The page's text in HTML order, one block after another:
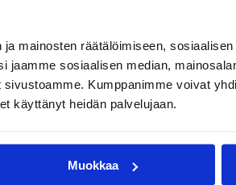
mainosten räätälöimiseen,
jaamme sosiaalisen median,
Kumppanimme voivat
käyttänyt heidän palvelujaan.
Muokkaa